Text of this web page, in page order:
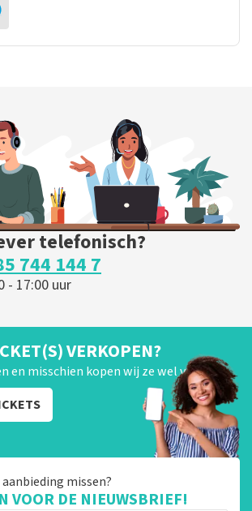
telefonisch?
744 144 7
- 17:00 uur
VERKOPEN?
en misschien kopen wij ze wel van je!
missen?
VOOR DE NIEUWSBRIEF!